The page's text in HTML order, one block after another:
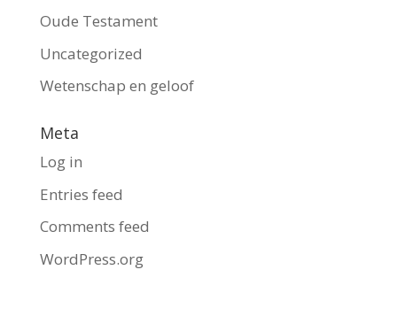
Oude Testament
Uncategorized
Wetenschap en geloof
Meta
Log in
Entries feed
Comments feed
WordPress.org